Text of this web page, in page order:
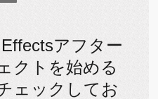
アフター
クトを始める
ェックしてお